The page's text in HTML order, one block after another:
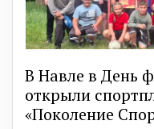
В Навле в День
открыли
«Поколение